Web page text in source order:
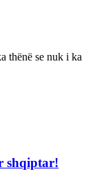
thënë se nuk i ka
shqiptar!